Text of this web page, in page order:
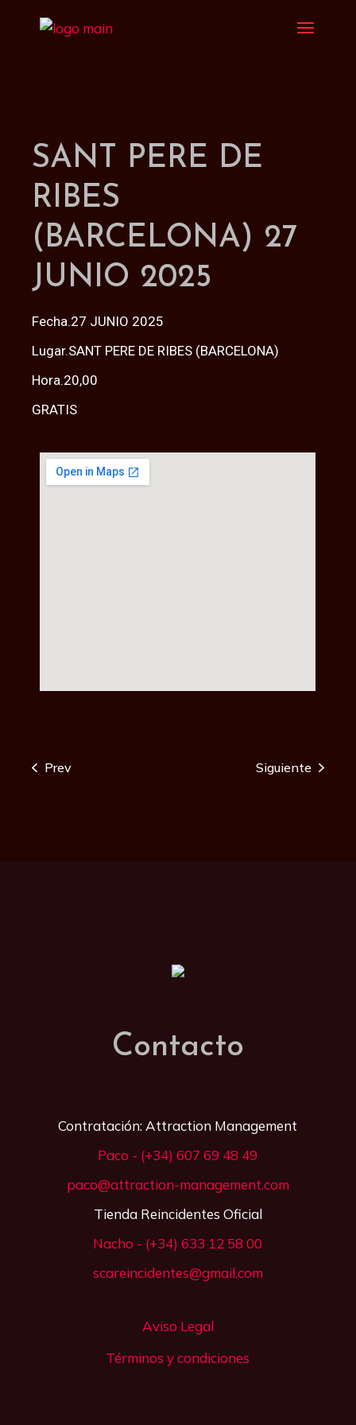
SANT PERE DE
RIBES
(BARCELONA) 27
JUNIO 2025
Fecha.27 JUNIO 2025
Lugar.SANT PERE DE RIBES (BARCELONA)
Hora.20,00
GRATIS
Prev Siguiente
Contacto
Contratación: Attraction Management
Paco - (+34) 607 69 48 49
paco@attraction-management.com
Tienda Reincidentes Oficial
Nacho - (+34) 633 12 58 00
scareincidentes@gmail.com
Aviso Legal
Términos y condiciones